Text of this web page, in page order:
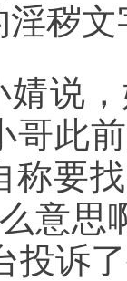
秽
婧说
哥此
称要
意
投诉